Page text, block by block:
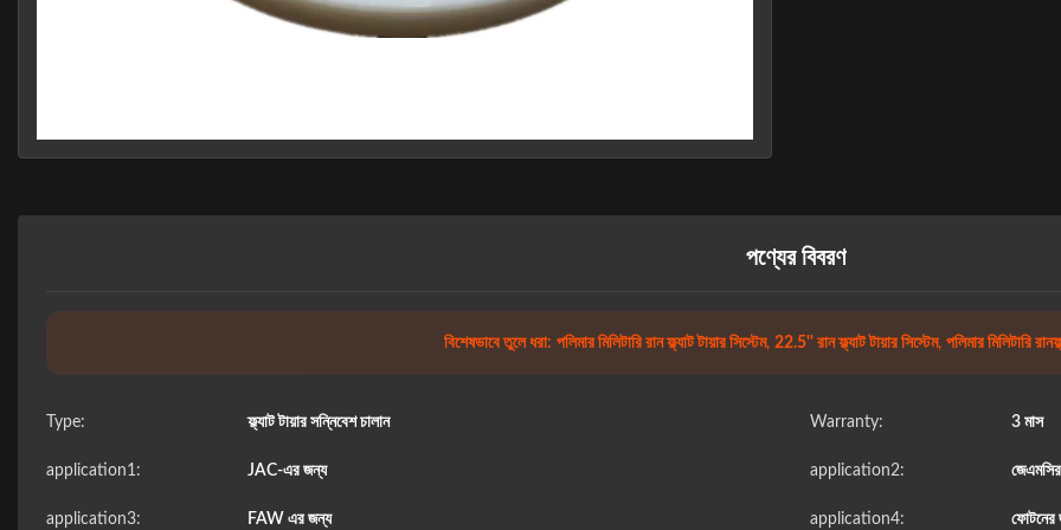
পণ্যের বিবরণ
বিশেষভাবে তুলে ধরা: পলিমার মিলিটারি রান ফ্ল্যাট টায়ার সিস্টেম, 22.5'' রান ফ্ল্যাট টায়ার সিস্টেম, পলিমার মিলিটারি
Type: ফ্ল্যাট টায়ার সন্নিবেশ চালান Warranty: 3 মাস
application1: JAC-এর জন্য application2:
application3: FAW এর জন্য application4: ফোটনের